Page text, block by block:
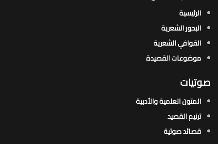
الرئيسية
البحور الشعرية​
القوافي الشعرية​
موضوعات القصيدة​
صوتيات
المتون العلمية والأدبية
ترنيم القصيد
قصائد صوتية